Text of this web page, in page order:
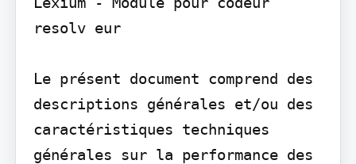
resolv eur
Le présent document comprend des
descriptions générales et/ou des
caractéristiques techniques
générales sur la performance des